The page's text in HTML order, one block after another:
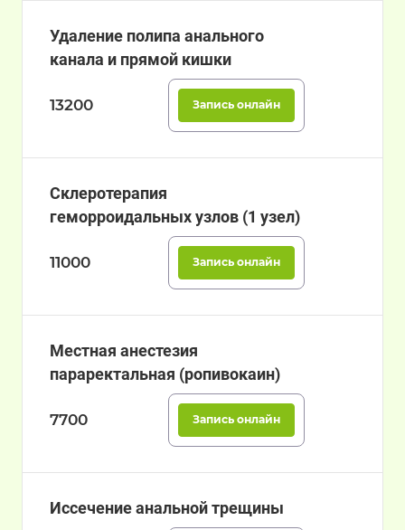
Удаление полипа анального
канала и прямой кишки
13200 Запись онлайн
Склеротерапия
геморроидальных узлов (1 узел)
11000 Запись онлайн
Местная анестезия
параректальная (ропивокаин)
7700 Запись онлайн
Иссечение анальной трещины